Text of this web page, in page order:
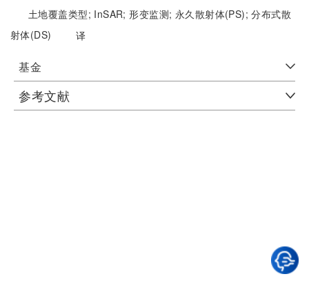
土地覆盖类型; InSAR;形变监测; 永久散射体(PS);分布式散
射体(DS)
译
基金
参考文献